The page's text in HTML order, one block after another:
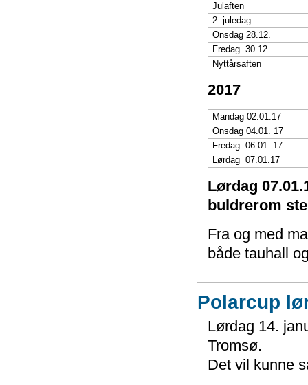
Julaften
2. juledag
Onsdag 28.12.
Fredag 30.12.
Nyttårsaften
2017
Mandag 02.01.17
Onsdag 04.01. 17
Fredag 06.01. 17
Lørdag 07.01.17
Lørdag
buldrerom
Fra og med
både tauhall
Polarcup
Lørdag 14.
Tromsø.
Det vil kunne